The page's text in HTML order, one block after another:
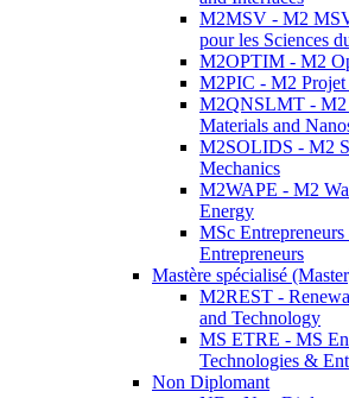
M2MSV - M2
pour les Sciences
M2OPTIM - M2
M2PIC - M2
M2QNSLMT - M2
Materials and
M2SOLIDS - M2
Mechanics
M2WAPE - M2
Energy
MSc
Entrepreneurs
Mastère spécialisé
M2REST -
and Technology
MS ETRE - MS
Technologies &
Non Diplomant